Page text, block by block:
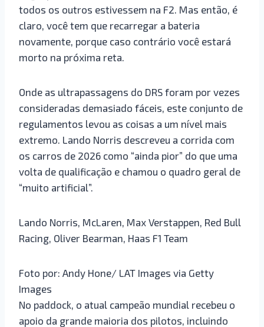
todos os outros estivessem na F2. Mas então, é
claro, você tem que recarregar a bateria
novamente, porque caso contrário você estará
morto na próxima reta.
Onde as ultrapassagens do DRS foram por vezes
consideradas demasiado fáceis, este conjunto de
regulamentos levou as coisas a um nível mais
extremo. Lando Norris descreveu a corrida com
os carros de 2026 como “ainda pior” do que uma
volta de qualificação e chamou o quadro geral de
“muito artificial”.
Lando Norris, McLaren, Max Verstappen, Red Bull
Racing, Oliver Bearman, Haas F1 Team
Foto por: Andy Hone/ LAT Images via Getty
Images
No paddock, o atual campeão mundial recebeu o
apoio da grande maioria dos pilotos, incluindo